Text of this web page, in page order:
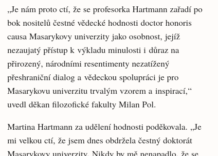
„Je nám proto ctí, že se profesorka Hartmann zařadí po
bok nositelů čestné vědecké hodnosti doctor honoris
causa Masarykovy univerzity jako osobnost, jejíž
nezaujatý přístup k výkladu minulosti i důraz na
přirozený, ná­rodními resentimenty nezatížený
přeshraniční dialog a vědeckou spolupráci je pro
Masarykovu univerzitu trvalým vzorem a inspirací,“
uvedl děkan filozofické fakulty Milan Pol.
Martina Hartmann za udělení hodnosti poděkovala. „Je
mi velkou ctí, že jsem dnes obdržela čestný doktorát
Masarykovy univerzity. Nikdy by mě nenapadlo, že se